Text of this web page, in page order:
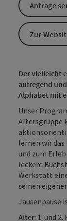
Der vielleicht
aufregend
Alphabet mit
Unser
Altersgruppe
lernen wir das
und zum
leckere
Werkstatt
seinen
Jausenpause
Alter: 1. und
Anfrage
Zur